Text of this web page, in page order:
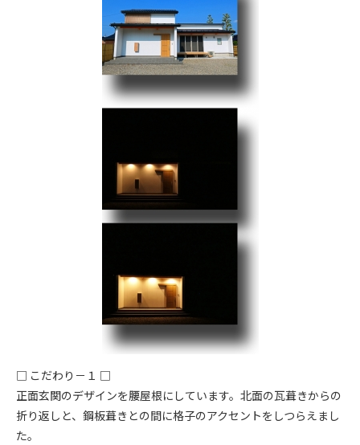
□ こだわり－１ □
正面玄関のデザインを腰屋根にしています。北面の瓦葺きからの
折り返しと、鋼板葺きとの間に格子のアクセントをしつらえまし
た。